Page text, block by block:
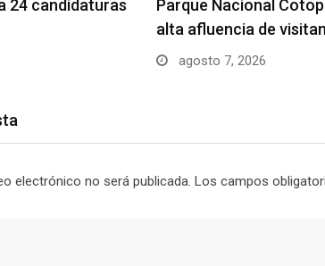
24 candidaturas
Parque Nacional
alta afluencia de
agosto 7, 2026
electrónico no será publicada. Los campos